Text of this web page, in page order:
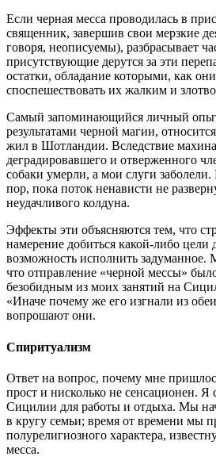
Если черная месса проводилась в
священник, завершив свои мерзкие
говоря, неописуемы), разбрасывает
присутствующие дерутся за эти
остатки, обладание которыми, как
споспешествовать их жалким и
Самый запоминающийся личный
результатами черной магии,
жил в Шотландии. Вследствие
деградировавшего и отверженного
собаки умерли, а мои слуги заболели.
пор, пока поток ненависти не
неудачливого колдуна.
Эффекты эти объясняются тем, что
намерение добиться какой-либо цели
возможность исполнить задуманное.
что отправление «черной мессы»
безобидным из моих занятий на
«Иначе почему же его изгнали из
вопрошают они.
Спиритуализм
Ответ на вопрос, почему мне
прост и нисколько не сенсационен. Я
Сицилии для работы и отдыха. Мы
в кругу семьи; время от времени мы
полурелигиозного характера,
месса.